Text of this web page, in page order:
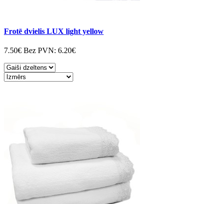
Frotē dvielis LUX light yellow
7.50€ Bez PVN: 6.20€